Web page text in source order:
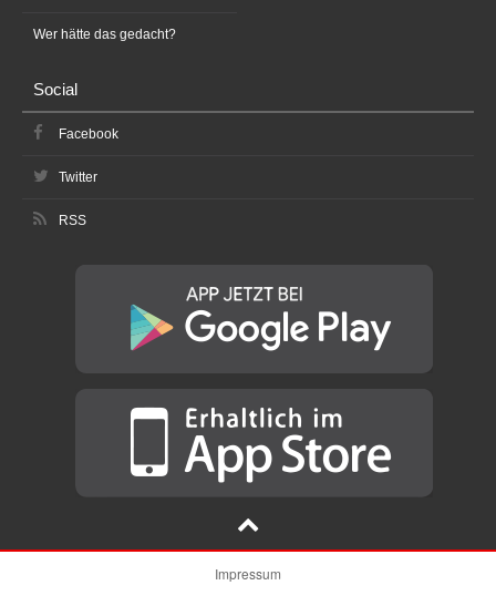
Wer hätte das gedacht?
Social
Facebook
Twitter
RSS
Impressum